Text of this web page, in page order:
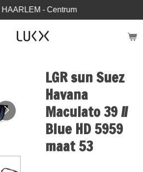
HAARLEM - Centrum
LGR sun Suez
Havana
Maculato 39 //
Blue HD 5959
maat 53